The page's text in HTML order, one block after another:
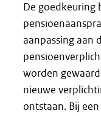
De goedkeuring
aanpassing aan
worden
nieuwe
ontstaan. Bij